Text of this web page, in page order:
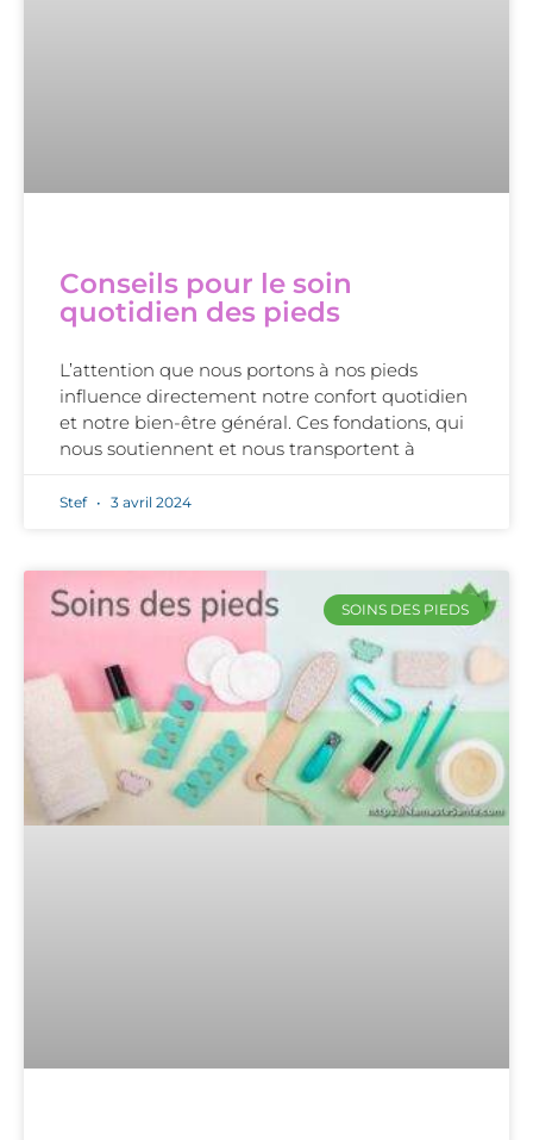
Conseils pour le soin
quotidien des pieds
L’attention que nous portons à nos pieds
influence directement notre confort quotidien
et notre bien-être général. Ces fondations, qui
nous soutiennent et nous transportent à
Stef 3 avril 2024
SOINS DES PIEDS